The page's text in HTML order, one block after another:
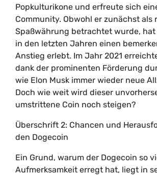
Popkulturikone und erfreute sich
Community. Obwohl er zunächst als
Spaßwährung betrachtet wurde, hat
in den letzten Jahren einen
Anstieg erlebt. Im Jahr 2021
dank der prominenten Förderung
wie Elon Musk immer wieder neue
Doch wie weit wird dieser
umstrittene Coin noch steigen?
Überschrift 2: Chancen und
den Dogecoin
Ein Grund, warum der Dogecoin so
Aufmerksamkeit erregt hat, liegt in